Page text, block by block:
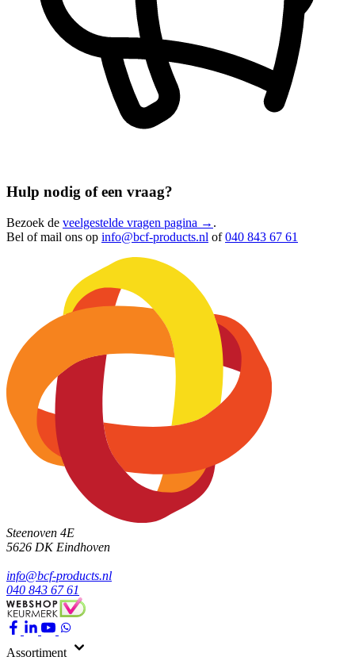
Hulp nodig of een vraag?
Bezoek de veelgestelde vragen pagina → .
Bel of mail ons op info@bcf-products.nl of040 843 67 61
Steenoven 4E
5626 DK Eindhoven
info@bcf-products.nl
040 843 67 61
Assortiment